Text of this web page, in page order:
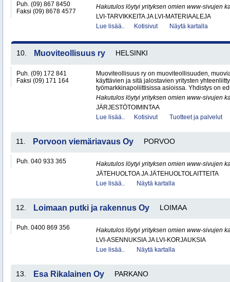
Puh. (09) 867 8450
Faksi (09) 8678 4577
Hakutulos löytyi yrityksen omien www-sivujen
LVI-TARVIKKEITA JA LVI-MATERIAALEJA
Lue lisää..
Kotisivut Näytä kartalla
10. Muoviteollisuus ry HELSINKI
Puh. (09) 172 841
Faksi (09) 171 164
Muoviteollisuus ry on muoviteollisuuden,
käyttävien ja sitä jalostavien yritysten
työmarkkinapoliittisissa asioissa. Yhdistys on
Hakutulos löytyi yrityksen omien www-sivujen
JÄRJESTÖTOIMINTAA
Lue lisää..
Kotisivut Tuotteet ja palvelut
11. Porvoon viemäriavaus Oy PORVOO
Puh. 040 933 365
Hakutulos löytyi yrityksen omien www-sivujen
JÄTEHUOLTOA JA JÄTEHUOLTOLAITTEITA
Lue lisää..
Näytä kartalla
12. Loimaan putki ja rakennus Oy LOIMAA
Puh. 0400 869 356
Hakutulos löytyi yrityksen omien www-sivujen
LVI-ASENNUKSIA JA LVI-KORJAUKSIA
Lue lisää..
Näytä kartalla
13. Esa Rikalainen Oy PARKANO